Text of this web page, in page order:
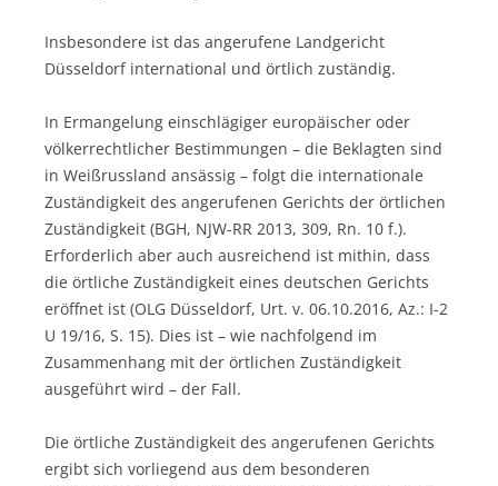
Insbesondere ist das angerufene Landgericht
Düsseldorf international und örtlich zuständig.
In Ermangelung einschlägiger europäischer oder
völkerrechtlicher Bestimmungen – die Beklagten sind
in Weißrussland ansässig – folgt die internationale
Zuständigkeit des angerufenen Gerichts der örtlichen
Zuständigkeit (BGH, NJW-RR 2013, 309, Rn. 10 f.).
Erforderlich aber auch ausreichend ist mithin, dass
die örtliche Zuständigkeit eines deutschen Gerichts
eröffnet ist (OLG Düsseldorf, Urt. v. 06.10.2016, Az.: I-2
U 19/16, S. 15). Dies ist – wie nachfolgend im
Zusammenhang mit der örtlichen Zuständigkeit
ausgeführt wird – der Fall.
Die örtliche Zuständigkeit des angerufenen Gerichts
ergibt sich vorliegend aus dem besonderen